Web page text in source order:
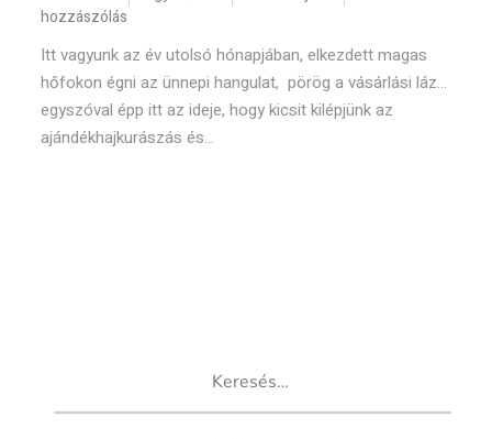
hozzászólás
Itt vagyunk az év utolsó hónapjában, elkezdett magas
hőfokon égni az ünnepi hangulat, pörög a vásárlási láz...
egyszóval épp itt az ideje, hogy kicsit kilépjünk az
ajándékhajkurászás és...